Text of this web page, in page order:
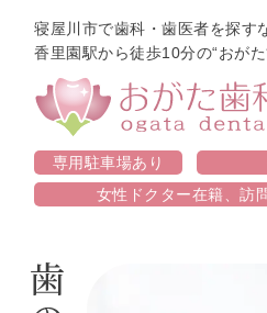
寝屋川市で歯科・歯医者を探す
香里園駅から徒歩10分の“おが
専用駐車場あり
女性ドクター在籍、訪
トップ
ごあいさつ
医院紹介
スタッフ募集